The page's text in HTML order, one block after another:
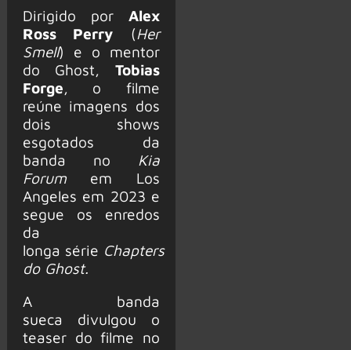
Dirigido por Alex
Ross Perry (Her
Smell) e o mentor
do Ghost, Tobias
Forge, o filme
reúne imagens dos
dois shows
esgotados da
banda no Kia
Forumem Los
Angeles em 2023 e
segue os enredos
da
longa série Chapters
do Ghost.
A banda
sueca divulgou o
teaser do filme no